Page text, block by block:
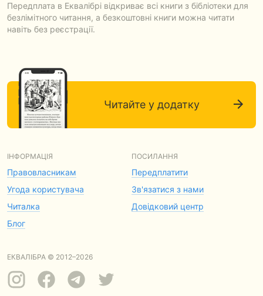
Передплата в Еквалібрі відкриває всі книги з бібліотеки для
безлімітного читання, а безкоштовні книги можна читати
навіть без реєстрації.
Читайте у додатку
ІНФОРМАЦІЯ
Правовласникам
Угода користувача
Читалка
Блог
ПОСИЛАННЯ
Передплатити
Зв'язатися з нами
Довідковий центр
ЕКВАЛІБРА © 2012–2026